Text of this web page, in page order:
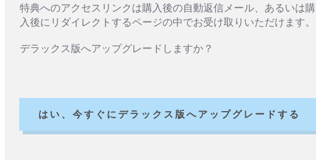
特典へのアクセスリンクは購入後の自動返信メール、あるいは購
入後にリダイレクトするページの中でお受け取りいただけます。
デラックス版へアップグレードしますか？
はい、今すぐにデラックス版へアップグレードする